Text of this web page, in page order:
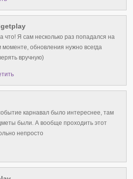
что! Я сам несколько раз попадался на
моменте, обновления нужно всегда
вручную)
карнавал было интереснее, там
были. А вообще проходить этот
непросто